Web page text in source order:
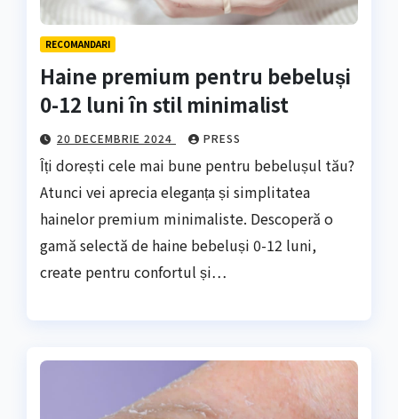
RECOMANDARI
Haine premium pentru bebeluși
0-12 luni în stil minimalist
20 DECEMBRIE 2024 PRESS
Îți dorești cele mai bune pentru bebelușul tău?
Atunci vei aprecia eleganța și simplitatea
hainelor premium minimaliste. Descoperă o
gamă selectă de haine bebeluși 0-12 luni,
create pentru confortul și…